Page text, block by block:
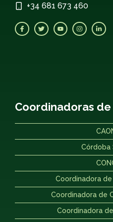
+34 681 673 460
Coordinadoras de
Córdoba
Coordinadora
Coordinadora de
Coordinadora